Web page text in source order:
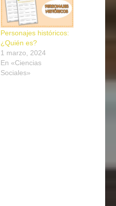
Personajes históricos:
¿Quién es?
1 marzo, 2024
En «Ciencias
Sociales»